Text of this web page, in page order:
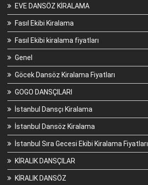
EVE DANSÖZ KİRALAMA
Fasıl Ekibi Kiralama
Fasıl Ekibi kiralama fiyatları
Genel
Göcek Dansöz Kiralama Fiyatları
GOGO DANSÇILARI
İstanbul Dansçı Kiralama
İstanbul Dansöz Kiralama
İstanbul Sıra Gecesi Ekibi Kiralama Fiyatları
KİRALIK DANSÇILAR
KİRALIK DANSÖZ